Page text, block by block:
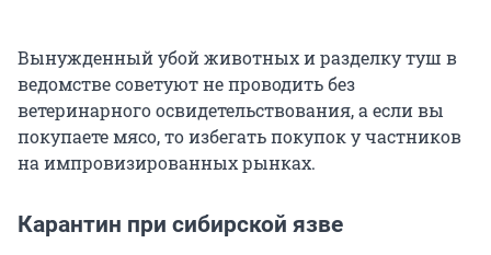
Вынужденный убой животных и разделку туш в
ведомстве советуют не проводить без
ветеринарного освидетельствования, а если вы
покупаете мясо, то избегать покупок у частников
на импровизированных рынках.
Карантин при сибирской язве